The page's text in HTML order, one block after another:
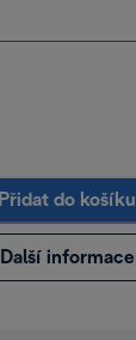
Přidat do košíku
Další informace